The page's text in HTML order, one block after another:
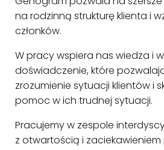
na rodzinną strukturę klienta i
członków.
W pracy wspiera nas wiedza i
doświadczenie, które
zrozumienie sytuacji klientów i
pomoc w ich trudnej sytuacji.
Pracujemy w zespole
z otwartością i